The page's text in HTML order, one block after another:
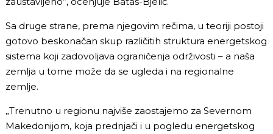
Sa druge strane, prema njegovim rečima, u teoriji postoji
gotovo beskonačan skup različitih struktura energetskog
sistema koji zadovoljava ograničenja održivosti – a naša
zemlja u tome može da se ugleda i na regionalne
zemlje.
„Trenutno u regionu najviše zaostajemo za Severnom
Makedonijom, koja prednjači i u pogledu energetskog